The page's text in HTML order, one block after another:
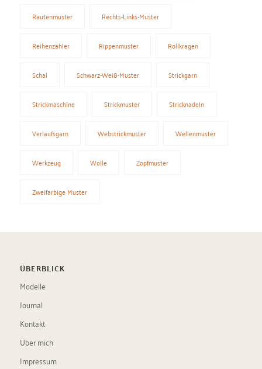
Rautenmuster Rechts-Links-Muster
Reihenzähler Rippenmuster Rollkragen
Schal Schwarz-Weiß-Muster Strickgarn
Strickmaschine Strickmuster Stricknadeln
Verlaufsgarn Webstrickmuster Wellenmuster
Werkzeug Wolle Zopfmuster
Zweifarbige Muster
ÜBERBLICK
Modelle
Journal
Kontakt
Über mich
Impressum